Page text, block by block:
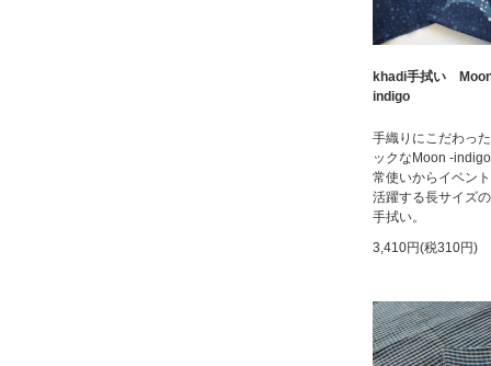
khadi手拭い
indigo
手織りにこだわっ
ックなMoon -
常使いからイベン
活躍する長サイズ
手拭い。
3,410円(税310円)